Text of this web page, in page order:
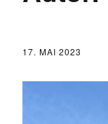
17. MAI 2023